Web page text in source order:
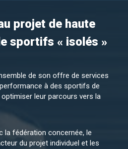
projet de haute
sportifs « isolés »
de son offre de services
à des sportifs de
leur parcours vers la
la fédération concernée, le
du projet individuel et les